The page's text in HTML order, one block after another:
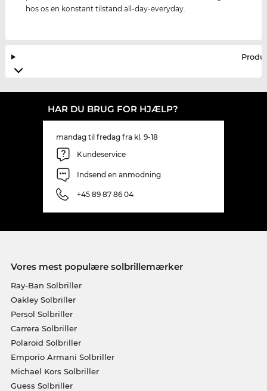
hos os en konstant tilstand all-day-everyday.
HAR DU BRUG FOR HJÆLP?
mandag til fredag fra kl. 9-18
Kundeservice
Indsend en anmodning
+45 89 87 86 04
Vores mest populære solbrillemærker
Ray-Ban Solbriller
Oakley Solbriller
Persol Solbriller
Carrera Solbriller
Polaroid Solbriller
Emporio Armani Solbriller
Michael Kors Solbriller
Guess Solbriller